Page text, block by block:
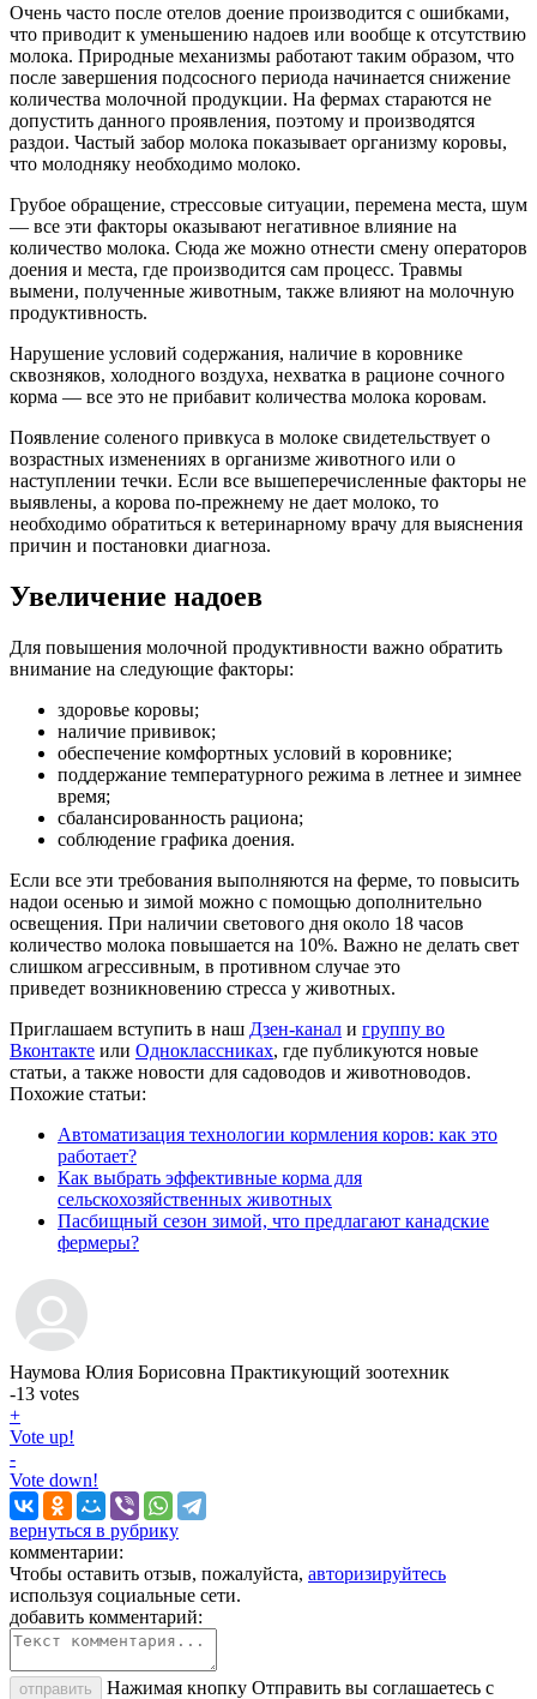
Очень часто после отелов доение производится с ошибками,
что приводит к уменьшению надоев или вообще к отсутствию
молока. Природные механизмы работают таким образом, что
после завершения подсосного периода начинается снижение
количества молочной продукции. На фермах стараются не
допустить данного проявления, поэтому и производятся
раздои. Частый забор молока показывает организму коровы,
что молодняку необходимо молоко.
Грубое обращение, стрессовые ситуации, перемена места, шум
— все эти факторы оказывают негативное влияние на
количество молока. Сюда же можно отнести смену операторов
доения и места, где производится сам процесс. Травмы
вымени, полученные животным, также влияют на молочную
продуктивность.
Нарушение условий содержания, наличие в коровнике
сквозняков, холодного воздуха, нехватка в рационе сочного
корма — все это не прибавит количества молока коровам.
Появление соленого привкуса в молоке свидетельствует о
возрастных изменениях в организме животного или о
наступлении течки. Если все вышеперечисленные факторы не
выявлены, а корова по-прежнему не дает молоко, то
необходимо обратиться к ветеринарному врачу для выяснения
причин и постановки диагноза.
Увеличение надоев
Для повышения молочной продуктивности важно обратить
внимание на следующие факторы:
здоровье коровы;
наличие прививок;
обеспечение комфортных условий в коровнике;
поддержание температурного режима в летнее и зимнее
время;
сбалансированность рациона;
соблюдение графика доения.
Если все эти требования выполняются на ферме, то повысить
надои осенью и зимой можно с помощью дополнительно
освещения. При наличии светового дня около 18 часов
количество молока повышается на 10%. Важно не делать свет
слишком агрессивным, в противном случае это
приведет возникновению стресса у животных.
Приглашаем вступить в наш Дзен-канал и группу во
Вконтакте или Одноклассниках, где публикуются новые
статьи, а также новости для садоводов и животноводов.
Похожие статьи:
Автоматизация технологии кормления коров: как это
работает?
Как выбрать эффективные корма для
сельскохозяйственных животных
Пасбищный сезон зимой, что предлагают канадские
фермеры?
Наумова Юлия Борисовна Практикующий зоотехник
-13 votes
+
Vote up!
-
Vote down!
вернуться в рубрику
комментарии:
Чтобы оставить отзыв, пожалуйста, авторизируйтесь
используя социальные сети.
добавить комментарий:
отправить
Нажимая кнопку Отправить вы соглашаетесь с